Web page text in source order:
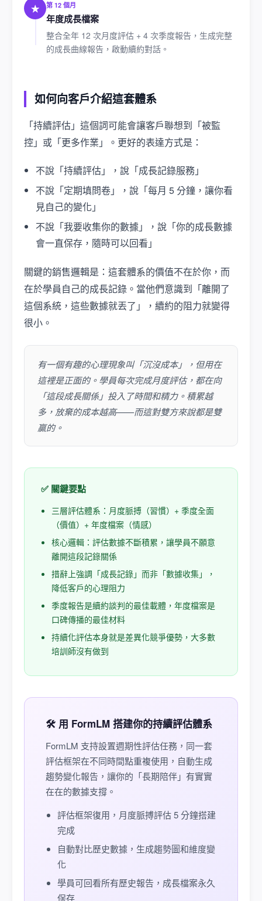
★ 第 12 個月
年度成長檔案
整合全年 12 次月度評估 + 4 次季度報告，生成完整
的成長曲線報告，啟動續約對話。
如何向客戶介紹這套體系
「持續評估」這個詞可能會讓客戶聯想到「被監
控」或「更多作業」。更好的表達方式是：
不說「持續評估」，說「成長記錄服務」
不說「定期填問卷」，說「每月 5 分鐘，讓你看
見自己的變化」
不說「我要收集你的數據」，說「你的成長數據
會一直保存，隨時可以回看」
關鍵的銷售邏輯是：這套體系的價值不在於你，而
在於學員自己的成長記錄。當他們意識到「離開了
這個系統，這些數據就丟了」，續約的阻力就變得
很小。
有一個有趣的心理現象叫「沉沒成本」，但用在
這裡是正面的。學員每次完成月度評估，都在向
「這段成長關係」投入了時間和精力。積累越
多，放棄的成本越高——而這對雙方來說都是雙
贏的。
✅ 關鍵要點
三層評估體系：月度脈搏（習慣）+ 季度全面
（價值）+ 年度檔案（情感）
核心邏輯：評估數據不斷積累，讓學員不願意
離開這段記錄關係
措辭上強調「成長記錄」而非「數據收集」，
降低客戶的心理阻力
季度報告是續約談判的最佳載體，年度檔案是
口碑傳播的最佳材料
持續化評估本身就是差異化競爭優勢，大多數
培訓師沒有做到
🛠️ 用 FormLM 搭建你的持續評估體系
FormLM 支持設置週期性評估任務，同一套
評估框架在不同時間點重複使用，自動生成
趨勢變化報告，讓你的「長期陪伴」有實實
在在的數據支撐。
評估框架復用，月度脈搏評估 5 分鐘搭建
完成
自動對比歷史數據，生成趨勢圖和維度變
化
學員可回看所有歷史報告，成長檔案永久
保存